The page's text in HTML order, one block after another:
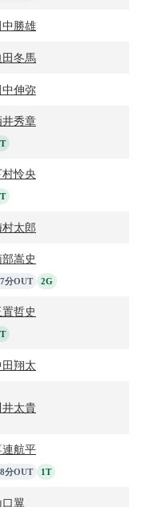
中勝雄
田冬馬
中伸弥
井秀章
村怜央
村太郎
嵩史
分OUT 2G
置哲史
田翔太
井太貴
連航平
分OUT 1T
口翼